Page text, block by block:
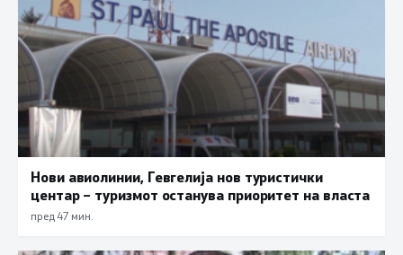
Нови авиолинии, Гевгелија нов туристички
центар – туризмот останува приоритет на власта
пред 47 мин.